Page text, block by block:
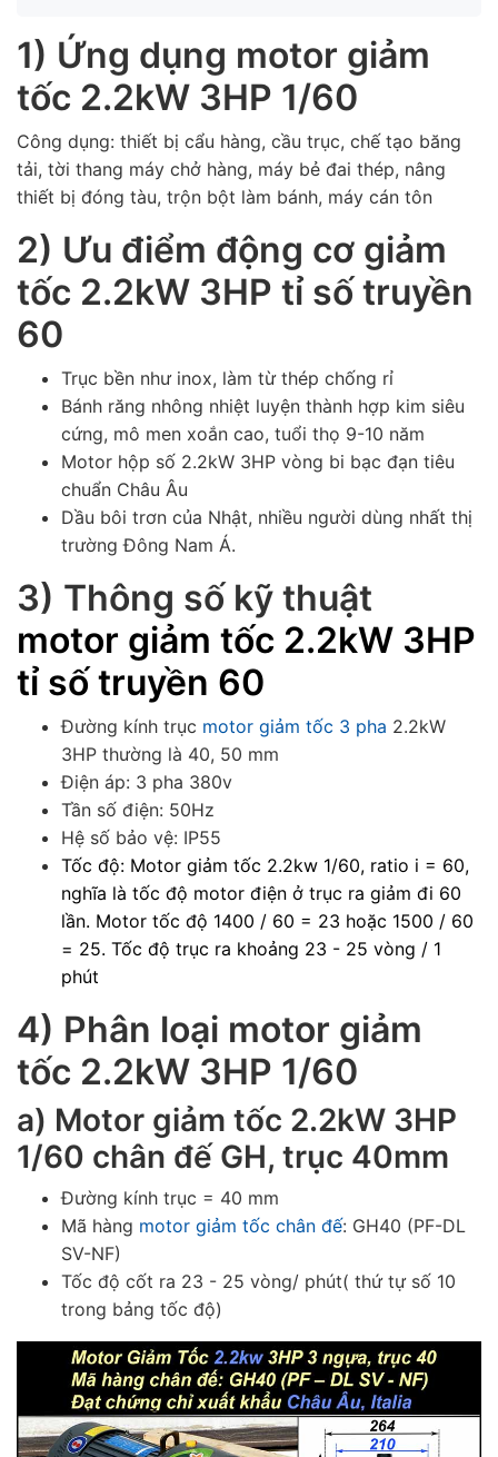
1) Ứng dụng motor giảm
tốc 2.2kW 3HP 1/60
Công dụng: thiết bị cẩu hàng, cầu trục, chế tạo băng
tải, tời thang máy chở hàng, máy bẻ đai thép, nâng
thiết bị đóng tàu, trộn bột làm bánh, máy cán tôn
2) Ưu điểm động cơ giảm
tốc 2.2kW 3HP tỉ số truyền
60
Trục bền như inox, làm từ thép chống rỉ
Bánh răng nhông nhiệt luyện thành hợp kim siêu
cứng, mô men xoắn cao, tuổi thọ 9-10 năm
Motor hộp số 2.2kW 3HP vòng bi bạc đạn tiêu
chuẩn Châu Âu
Dầu bôi trơn của Nhật, nhiều người dùng nhất thị
trường Đông Nam Á.
3) Thông số kỹ thuật
motor giảm tốc 2.2kW 3HP
tỉ số truyền 60
Đường kính trục motor giảm tốc 3 pha 2.2kW
3HP thường là 40, 50 mm
Điện áp: 3 pha 380v
Tần số điện: 50Hz
Hệ số bảo vệ: IP55
Tốc độ: Motor giảm tốc 2.2kw 1/60, ratio i = 60,
nghĩa là tốc độ motor điện ở trục ra giảm đi 60
lần. Motor tốc độ 1400 / 60 = 23 hoặc 1500 / 60
= 25. Tốc độ trục ra khoảng 23 - 25 vòng / 1
phút
4) Phân loại motor giảm
tốc 2.2kW 3HP 1/60
a) Motor giảm tốc 2.2kW 3HP
1/60 chân đế GH, trục 40mm
Đường kính trục = 40 mm
Mã hàng motor giảm tốc chân đế: GH40 (PF-DL
SV-NF)
Tốc độ cốt ra 23 - 25 vòng/ phút( thứ tự số 10
trong bảng tốc độ)